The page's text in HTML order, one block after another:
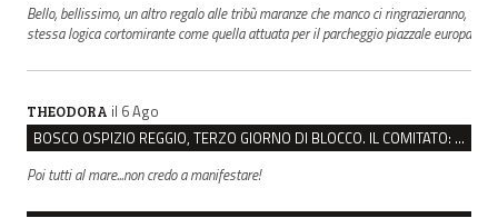
Bello, bellissimo, un altro regalo alle tribù maranze che manco ci ringrazieranno,
stessa logica cortomirante come quella attuata per il parcheggio piazzale europa
THEODORA il 6 Ago
BOSCO OSPIZIO REGGIO, TERZO GIORNO DI BLOCCO. IL COMITATO: “PRESIDIO FINO A VENERDÌ”
Poi tutti al mare...non credo a manifestare!